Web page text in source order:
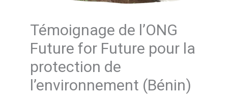
Témoignage de l’ONG
Future for Future pour la
protection de
l’environnement (Bénin)